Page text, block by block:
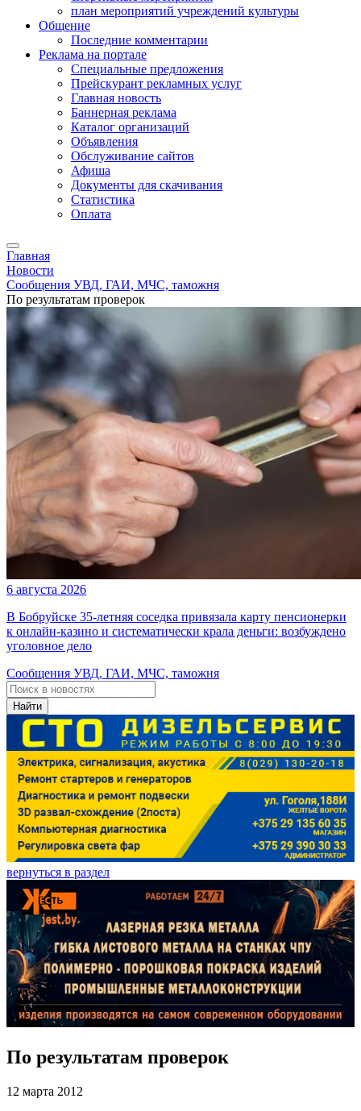
план мероприятий учреждений культуры
Общение
Последние комментарии
Реклама на портале
Специальные предложения
Прейскурант рекламных услуг
Главная новость
Баннерная реклама
Каталог организаций
Объявления
Обслуживание сайтов
Афиша
Документы для скачивания
Статистика
Оплата
Главная
Новости
Сообщения УВД, ГАИ, МЧС, таможня
По результатам проверок
6 августа 2026
В Бобруйске 35-летняя соседка привязала карту пенсионерки
к онлайн-казино и систематически крала деньги: возбуждено
уголовное дело
Сообщения УВД, ГАИ, МЧС, таможня
Найти
вернуться в раздел
По результатам проверок
12 марта 2012